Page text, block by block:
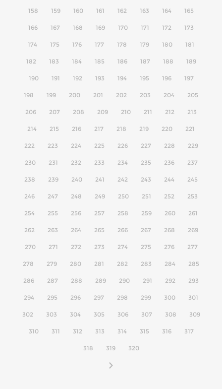
158 159 160 161 162 163 164 165
166 167 168 169 170 171 172 173
174 175 176 177 178 179 180 181
182 183 184 185 186 187 188 189
190 191 192 193 194 195 196 197
198 199 200 201 202 203 204 205
206 207 208 209 210 211 212 213
214 215 216 217 218 219 220 221
222 223 224 225 226 227 228 229
230 231 232 233 234 235 236 237
238 239 240 241 242 243 244 245
246 247 248 249 250 251 252 253
254 255 256 257 258 259 260 261
262 263 264 265 266 267 268 269
270 271 272 273 274 275 276 277
278 279 280 281 282 283 284 285
286 287 288 289 290 291 292 293
294 295 296 297 298 299 300 301
302 303 304 305 306 307 308 309
310 311 312 313 314 315 316 317
318 319 320